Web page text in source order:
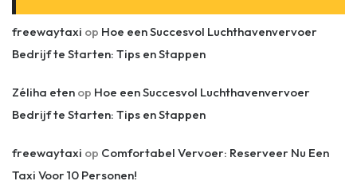
freewaytaxi op Hoe een Succesvol Luchthavenvervoer
Bedrijf te Starten: Tips en Stappen
Zéliha eten op Hoe een Succesvol Luchthavenvervoer
Bedrijf te Starten: Tips en Stappen
freewaytaxi op Comfortabel Vervoer: Reserveer Nu Een
Taxi Voor 10 Personen!